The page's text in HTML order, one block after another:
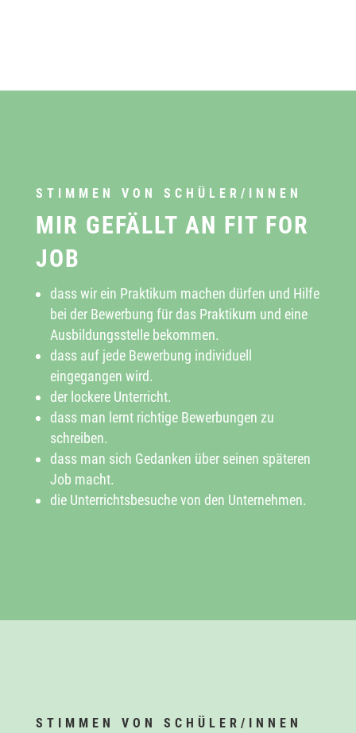
STIMMEN VON SCHÜLER/INNEN
MIR GEFÄLLT AN FIT FOR
JOB
dass wir ein Praktikum machen dürfen und Hilfe
bei der Bewerbung für das Praktikum und eine
Ausbildungsstelle bekommen.
dass auf jede Bewerbung individuell
eingegangen wird.
der lockere Unterricht.
dass man lernt richtige Bewerbungen zu
schreiben.
dass man sich Gedanken über seinen späteren
Job macht.
die Unterrichtsbesuche von den Unternehmen.
STIMMEN VON SCHÜLER/INNEN